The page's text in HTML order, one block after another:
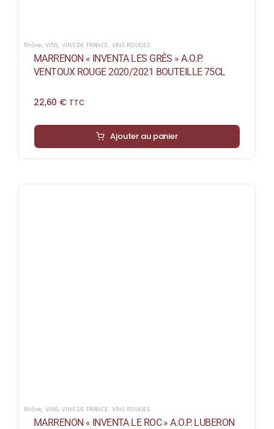
Rhône VINS ,VINS DE FRANCE VINS ROUGES
MARRENON « INVENTA LES GRÈS » A.O.P.
VENTOUX ROUGE 2020/2021 BOUTEILLE 75CL
22,60 € TTC
Ajouter au panier
Rhône VINS ,VINS DE FRANCE VINS ROUGES
MARRENON « INVENTA LE ROC » A.O.P. LUBERON